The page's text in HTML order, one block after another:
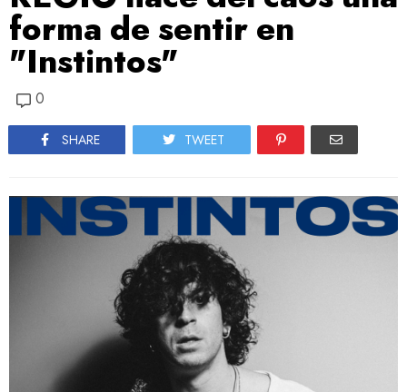
forma de sentir en
"Instintos"
0
SHARE TWEET